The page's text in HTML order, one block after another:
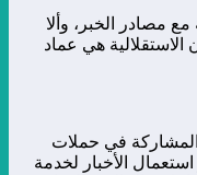
مصادر الخبر، وألا
الاستقلالية هي عماد
المشاركة في حملات
الأخبار لخدمة